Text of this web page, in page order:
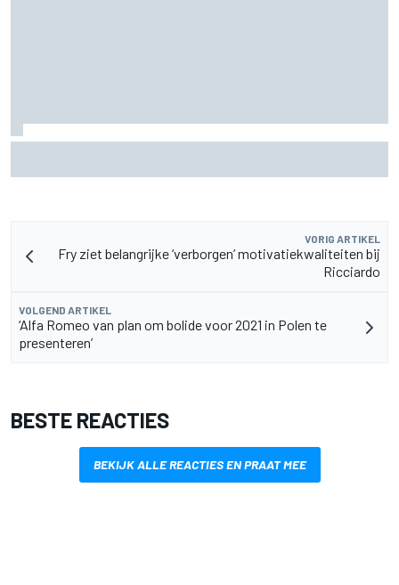
VORIG ARTIKEL
Fry ziet belangrijke ‘verborgen’ motivatiekwaliteiten bij
Ricciardo
VOLGEND ARTIKEL
‘Alfa Romeo van plan om bolide voor 2021 in Polen te
presenteren’
BESTE REACTIES
BEKIJK ALLE REACTIES EN PRAAT MEE